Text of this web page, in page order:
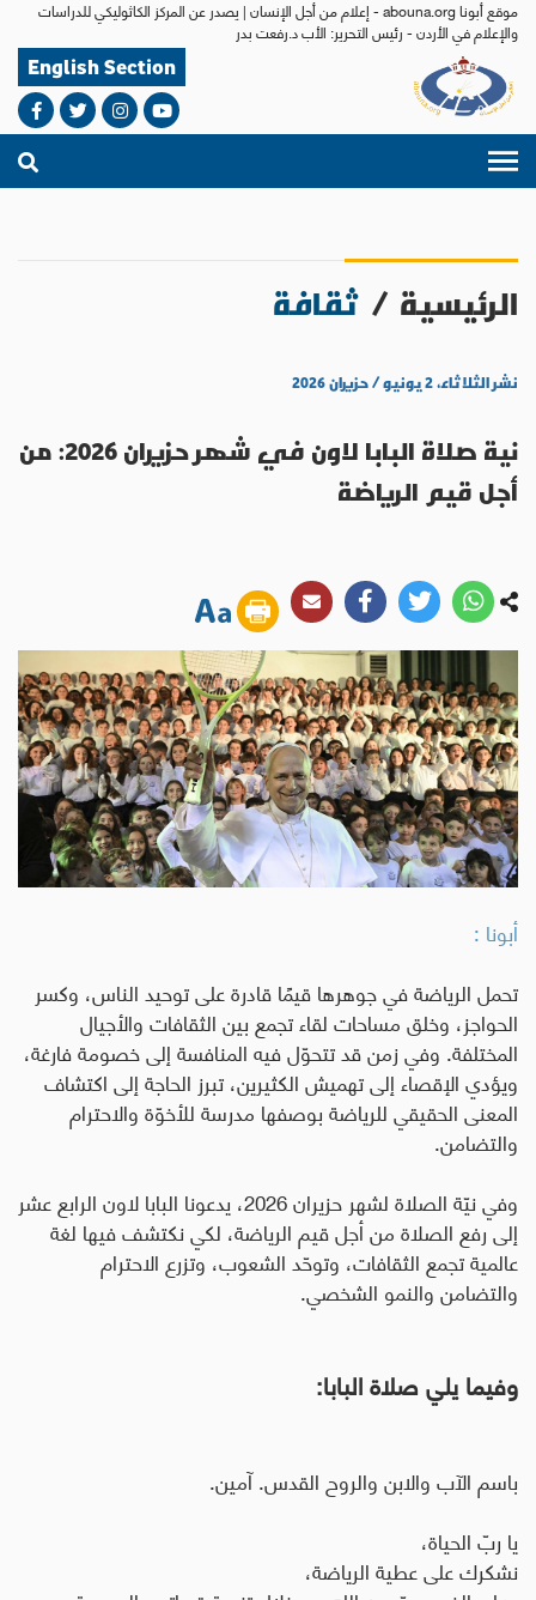
موقع أبونا abouna.org - إعلام من أجل الإنسان | يصدر عن المركز الكاثوليكي للدراسات
والإعلام في الأردن - رئيس التحرير: الأب د.رفعت بدر
English Section
الرئيسية / ثقافة
نشر الثلاثاء، ٢ يونيو / حزيران ٢٠٢٦
نية صلاة البابا لاون في شهر حزيران 2026: من
أجل قيم الرياضة
أبونا :
تحمل الرياضة في جوهرها قيمًا قادرة على توحيد الناس، وكسر
الحواجز، وخلق مساحات لقاء تجمع بين الثقافات والأجيال
المختلفة. وفي زمن قد تتحوّل فيه المنافسة إلى خصومة فارغة،
ويؤدي الإقصاء إلى تهميش الكثيرين، تبرز الحاجة إلى اكتشاف
المعنى الحقيقي للرياضة بوصفها مدرسة للأخوّة والاحترام
والتضامن.
وفي نيّة الصلاة لشهر حزيران 2026، يدعونا البابا لاون الرابع عشر
إلى رفع الصلاة من أجل قيم الرياضة، لكي نكتشف فيها لغة
عالمية تجمع الثقافات، وتوحّد الشعوب، وتزرع الاحترام
والتضامن والنمو الشخصي.
وفيما يلي صلاة البابا:
باسم الآب والابن والروح القدس. آمين.
يا ربّ الحياة،
نشكرك على عطية الرياضة،